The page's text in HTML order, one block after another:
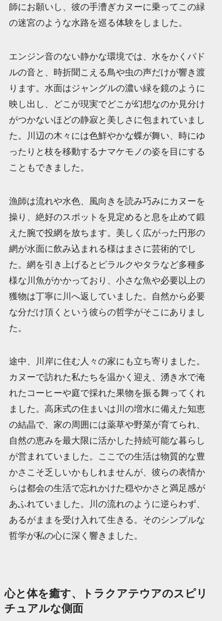
師にお願いし、彼の手漕ぎカヌーに乗ってこの緑
の迷宮のような水路を巡る体験をしました。
エンジン音のない静かな環境では、水をかくパド
ルの音と、時折聞こえる鳥や虫の声だけが響き渡
ります。水面はジャングルの濃い緑を鏡のように
映し出し、どこが現実でどこが幻想なのか見分け
がつかないほどの静寂と美しさに包まれていまし
た。川辺の木々には色鮮やかな蝶が舞い、時にゆ
ったりと枝を移動するナマケモノの姿を目にする
こともできました。
漁師は流れや水色、風向きを読み巧みにカヌーを
操り、絶好のスポットを見定めると息を止めて鍛
えた腕で投網を放ちます。美しく広がった円形の
網が水面に飲み込まれる様はまさに芸術的でし
た。網を引き上げるとピラルクやタラなど多種多
様な川魚がかかっており、小さな魚や必要以上の
獲物は丁寧に川へ返していました。自然から必要
な分だけ頂くという彼らの哲学がそこにありまし
た。
途中、川岸に住む人々の家にも立ち寄りました。
カヌーで訪れた私たちを温かく迎え、湧き水で淹
れたコーヒーや庭で採れた果物を振る舞ってくれ
ました。高床式の住まいは川の増水に備えた知恵
の結晶で、家の周囲には薬草や野菜が育てられ、
自然の恵みを最大限に活かした持続可能な暮らし
が営まれていました。ここでの生活は物質的な豊
かさこそ乏しいかもしれませんが、彼らの表情か
らは都会の生活で忘れかけた穏やかさと満足感が
あふれていました。川の流れのように逆らわず、
あるがままを受け入れて生きる。そのシンプルな
哲学が私の心に深く響きました。
心と体を癒す、トラクアテウアのスピリ
チュアルな側面